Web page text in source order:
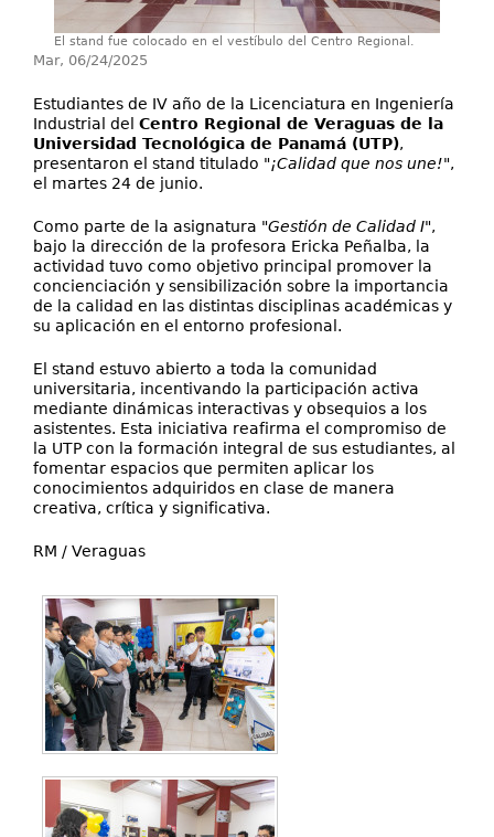
El stand fue colocado en el vestíbulo del Centro Regional.
Mar, 06/24/2025
Estudiantes de IV año de la Licenciatura en Ingeniería
Industrial del Centro Regional de Veraguas de la
Universidad Tecnológica de Panamá (UTP),
presentaron el stand titulado "¡Calidad que nos une!",
el martes 24 de junio.
Como parte de la asignatura "Gestión de Calidad I",
bajo la dirección de la profesora Ericka Peñalba, la
actividad tuvo como objetivo principal promover la
concienciación y sensibilización sobre la importancia
de la calidad en las distintas disciplinas académicas y
su aplicación en el entorno profesional.
El stand estuvo abierto a toda la comunidad
universitaria, incentivando la participación activa
mediante dinámicas interactivas y obsequios a los
asistentes. Esta iniciativa reafirma el compromiso de
la UTP con la formación integral de sus estudiantes, al
fomentar espacios que permiten aplicar los
conocimientos adquiridos en clase de manera
creativa, crítica y significativa.
RM / Veraguas